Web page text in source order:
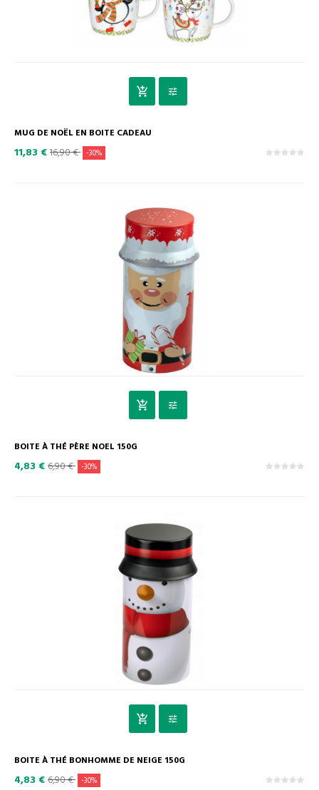
MUG DE NOËL EN BOITE CADEAU
11,83 €16,90 € -30%
BOITE À THÉ PÈRE NOEL 150G
4,83 €6,90 € -30%
BOITE À THÉ BONHOMME DE NEIGE 150G
4,83 €6,90 € -30%